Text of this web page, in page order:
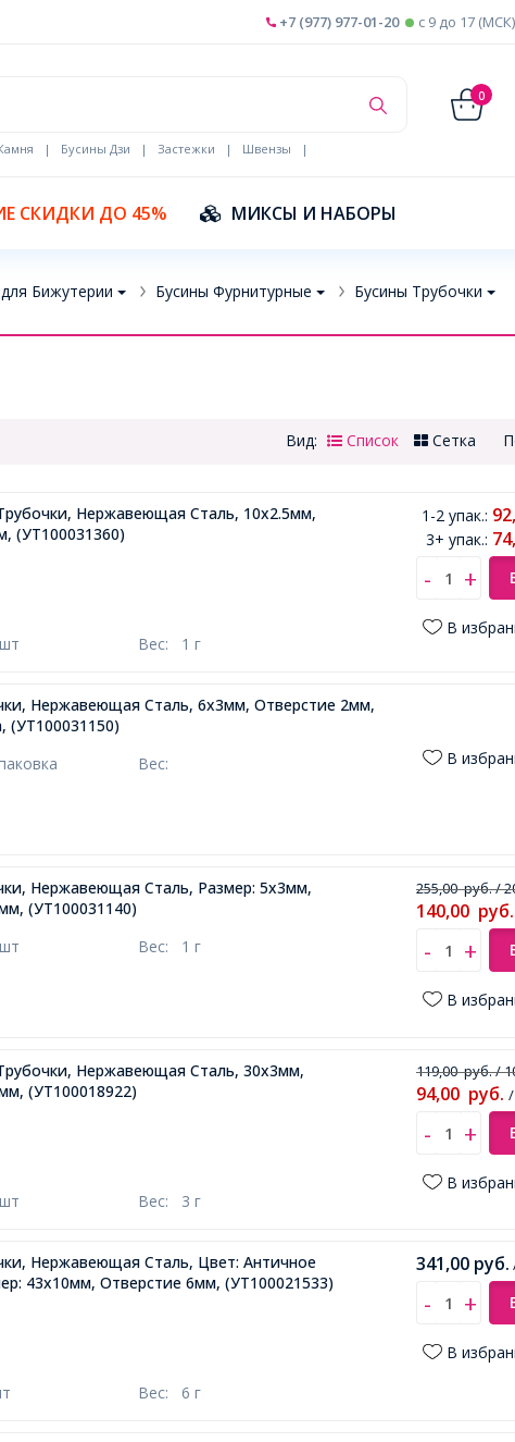
+7 (977) 977-01-20 c 9 до 17 (МСК)
0
| Бусины Дзи | Застежки | Швензы
|
СКИДКИ ДО 45% МИКСЫ И НАБОРЫ
Бижутерии Бусины Фурнитурные Бусины Трубочки
Вид: Список Сетка
Нержавеющая Сталь, 10х2.5мм,
(УТ100031360)
Вес: 1 г
1-2 упак.:
3+ упак.:
В
Нержавеющая Сталь, 6х3мм, Отверстие 2мм,
(УТ100031150)
Вес: В
Нержавеющая Сталь, Размер: 5х3мм,
(УТ100031140)
Вес: 1 г
255,00руб./
140,00 руб.
В
Нержавеющая Сталь, 30х3мм,
(УТ100018922)
Вес: 3 г
119,00руб./
94,00 руб.
В
Нержавеющая Сталь, Цвет: Античное
43х10мм, Отверстие 6мм, (УТ100021533)
Вес: 6 г
341,00 руб.
В